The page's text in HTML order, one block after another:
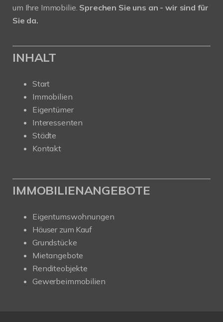
um Ihre Immobilie. Sprechen Sie uns an - wir sind für
Sie da.
INHALT
Start
Immobilien
Eigentümer
Interessenten
Städte
Kontakt
IMMOBILIENANGEBOTE
Eigentumswohnungen
Häuser zum Kauf
Grundstücke
Mietangebote
Renditeobjekte
Gewerbeimmobilien